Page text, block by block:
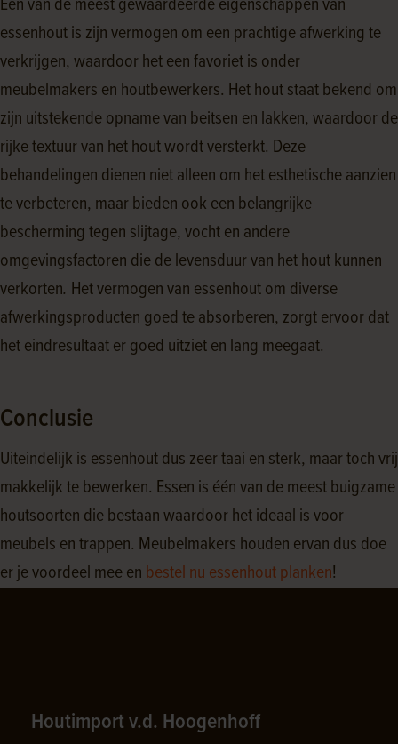
Een van de meest gewaardeerde eigenschappen van
essenhout is zijn vermogen om een prachtige afwerking te
verkrijgen, waardoor het een favoriet is onder
meubelmakers en houtbewerkers. Het hout staat bekend om
zijn uitstekende opname van beitsen en lakken, waardoor de
rijke textuur van het hout wordt versterkt. Deze
behandelingen dienen niet alleen om het esthetische aanzien
te verbeteren, maar bieden ook een belangrijke
bescherming tegen slijtage, vocht en andere
omgevingsfactoren die de levensduur van het hout kunnen
verkorten. Het vermogen van essenhout om diverse
afwerkingsproducten goed te absorberen, zorgt ervoor dat
het eindresultaat er goed uitziet en lang meegaat.
Conclusie
Uiteindelijk is essenhout dus zeer taai en sterk, maar toch vrij
makkelijk te bewerken. Essen is één van de meest buigzame
houtsoorten die bestaan waardoor het ideaal is voor
meubels en trappen. Meubelmakers houden ervan dus doe
er je voordeel mee en bestel nu essenhout planken!
Houtimport v.d. Hoogenhoff